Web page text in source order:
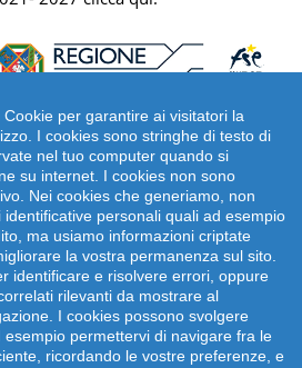
per garantire ai visitatori la
I cookies sono stringhe di testo di
nel tuo computer quando si
su internet. I cookies non sono
Nei cookies che generiamo, non
personali quali ad esempio
ma usiamo informazioni criptate
la vostra permanenza sul sito.
identificare e risolvere errori, oppure
rilevanti da mostrare al
I cookies possono svolgere
permettervi di navigare fra le
ricordando le vostre preferenze, e
srl. | Viale della Piramide
- Italia | P.IVA: 09372641002